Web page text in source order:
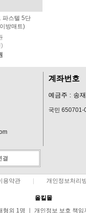
파스텔 5단
방매트)
계좌번호
예금주 : 송
국민 650701-
결
용약관 개인정보처리
올킬몰
형외 1명 ㅣ 개인정보 보호 책임